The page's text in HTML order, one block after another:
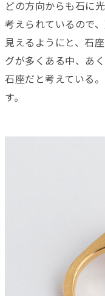
どの方向からも石に
考えられているので
見えるようにと、石
グが多くある中、あ
石座だと考えている
す。